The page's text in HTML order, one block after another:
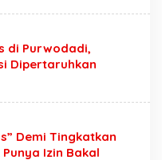
di Purwodadi,
Dipertaruhkan
Demi Tingkatkan
Punya Izin Bakal